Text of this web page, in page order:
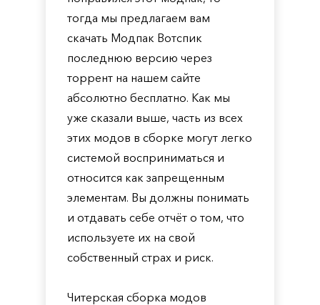
тогда мы предлагаем вам
скачать Модпак Вотспик
последнюю версию через
торрент на нашем сайте
абсолютно бесплатно. Как мы
уже сказали выше, часть из всех
этих модов в сборке могут легко
системой восприниматься и
относится как запрещенным
элементам. Вы должны понимать
и отдавать себе отчёт о том, что
используете их на свой
собственный страх и риск.
Читерская сборка модов